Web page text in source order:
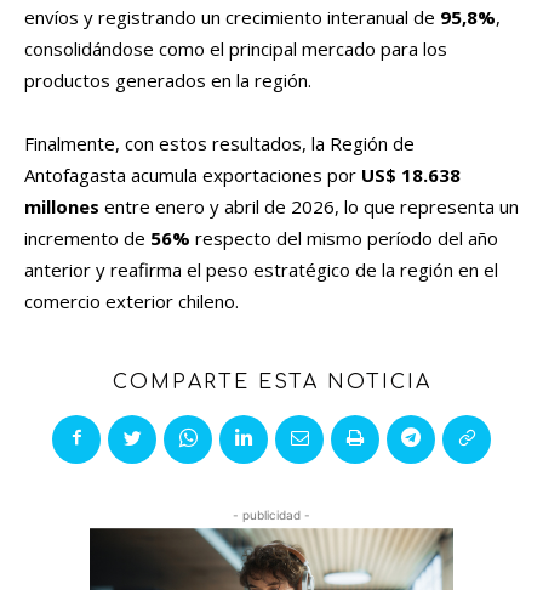
envíos y registrando un crecimiento interanual de 95,8%,
consolidándose como el principal mercado para los
productos generados en la región.
Finalmente, con estos resultados, la Región de
Antofagasta acumula exportaciones por US$ 18.638
millones entre enero y abril de 2026, lo que representa un
incremento de 56% respecto del mismo período del año
anterior y reafirma el peso estratégico de la región en el
comercio exterior chileno.
COMPARTE ESTA NOTICIA
- publicidad -